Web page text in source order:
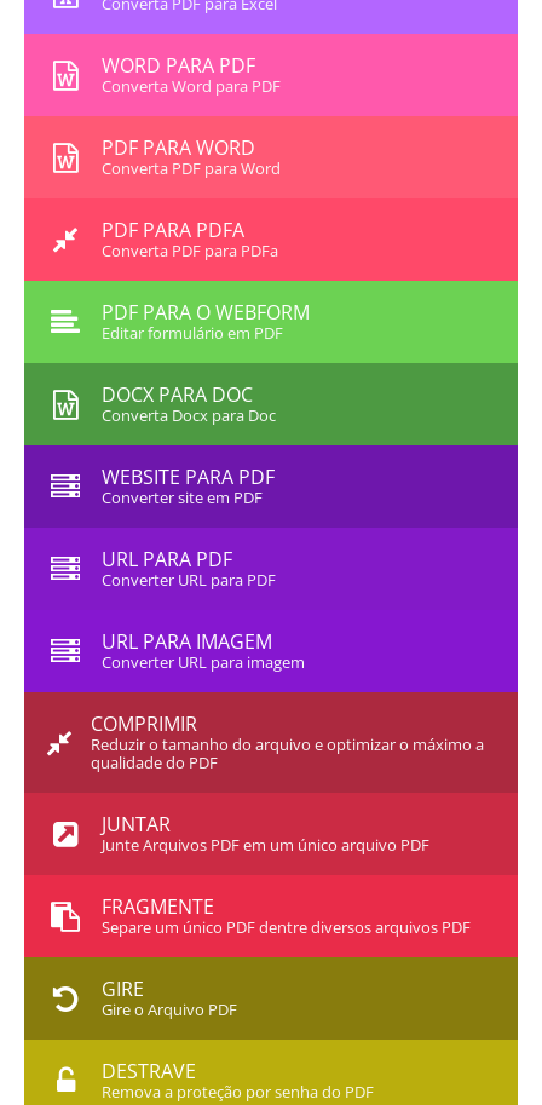
WORD PARA PDF
Converta Word para PDF
PDF PARA WORD
Converta PDF para Word
PDF PARA PDFA
Converta PDF para PDFa
PDF PARA O WEBFORM
Editar formulário em PDF
DOCX PARA DOC
Converta Docx para Doc
WEBSITE PARA PDF
Converter site em PDF
URL PARA PDF
Converter URL para PDF
URL PARA IMAGEM
Converter URL para imagem
COMPRIMIR
Reduzir o tamanho do arquivo e optimizar o máximo a
qualidade do PDF
JUNTAR
Junte Arquivos PDF em um único arquivo PDF
FRAGMENTE
Separe um único PDF dentre diversos arquivos PDF
GIRE
Gire o Arquivo PDF
DESTRAVE
Remova a proteção por senha do PDF